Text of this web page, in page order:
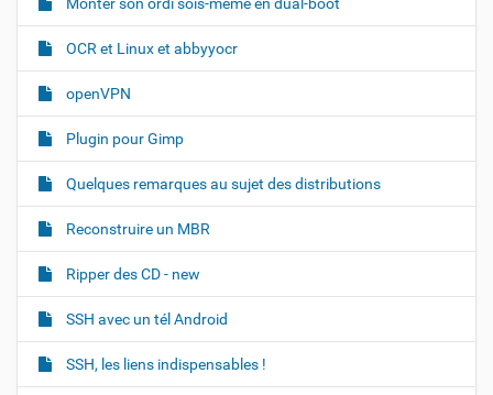
OCR et Linux et abbyyocr
openVPN
Plugin pour Gimp
Quelques remarques au sujet des distributions
Reconstruire un MBR
Ripper des CD - new
SSH avec un tél Android
SSH, les liens indispensables !